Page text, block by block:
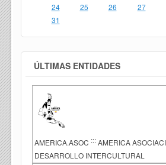
24
25 26 27
31
ÚLTIMAS ENTIDADES
AMERICA.ASOC ::: AMERICA
DESARROLLO INTERCULTURAL